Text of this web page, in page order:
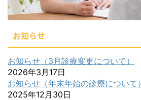
お知らせ
お知らせ（3月診療変更について）
2026年3月17日
お知らせ（年末年始の診療について）
2025年12月30日